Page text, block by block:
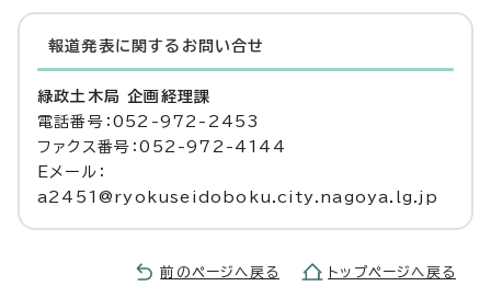
報道発表に関するお問い合せ
緑政土木局 企画経理課
電話番号：052-972-2453
ファクス番号：052-972-4144
Eメール：
a2451@ryokuseidoboku.city.nagoya.lg.jp
前のページへ戻る トップページへ戻る